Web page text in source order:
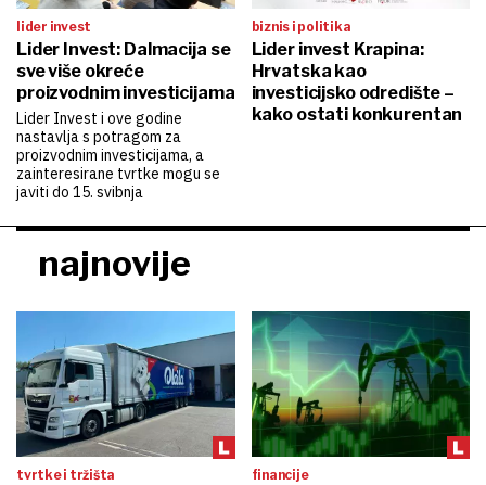
lider invest
Lider Invest: Dalmacija se
sve više okreće
proizvodnim investicijama
Lider Invest i ove godine
nastavlja s potragom za
proizvodnim investicijama, a
zainteresirane tvrtke mogu se
javiti do 15. svibnja
biznis i politika
Lider invest Krapina:
Hrvatska kao
investicijsko odredište –
kako ostati konkurentan
najnovije
tvrtke i tržišta financije